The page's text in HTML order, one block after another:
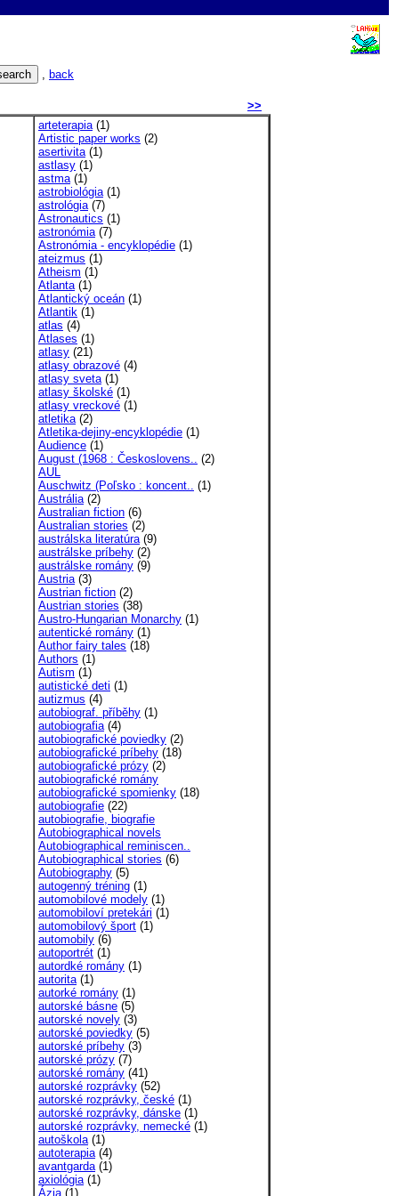
, back
>>
arteterapia(1)
Artistic paper works (2)
asertivita(1)
astlasy (1)
astma(1)
astrobiológia(1)
astrológia(7)
Astronautics (1)
astronómia(7)
Astronómia - encyklopédie (1)
ateizmus (1)
Atheism (1)
Atlanta(1)
Atlantický oceán (1)
Atlantik (1)
atlas (4)
Atlases (1)
atlasy (21)
atlasy obrazové (4)
atlasy sveta(1)
atlasy školské (1)
atlasy vreckové (1)
atletika(2)
Atletika-dejiny-encyklopédie (1)
Audience (1)
August (1968 : Českoslovens.. (2)
AUL
Auschwitz (Poľsko : koncent.. (1)
Austrália(2)
Australian fiction (6)
Australian stories (2)
austrálska literatúra(9)
austrálske príbehy (2)
austrálske romány (9)
Austria(3)
Austrian fiction (2)
Austrian stories (38)
Austro-Hungarian Monarchy (1)
autentické romány (1)
Author fairy tales (18)
Authors (1)
Autism (1)
autistické deti (1)
autizmus (4)
autobiograf. příběhy (1)
autobiografia(4)
autobiografické poviedky (2)
autobiografické príbehy (18)
autobiografické prózy (2)
autobiografické romány
autobiografické spomienky (18)
autobiografie (22)
autobiografie, biografie
Autobiographical novels
Autobiographical reminiscen..
Autobiographical stories (6)
Autobiography (5)
autogenný tréning (1)
automobilové modely (1)
automobiloví pretekári (1)
automobilový šport (1)
automobily (6)
autoportrét (1)
autordké romány (1)
autorita(1)
autorké romány (1)
autorské básne (5)
autorské novely (3)
autorské poviedky (5)
autorské príbehy (3)
autorské prózy (7)
autorské romány (41)
autorské rozprávky (52)
autorské rozprávky, české (1)
autorské rozprávky, dánske (1)
autorské rozprávky, nemecké (1)
autoškola(1)
autoterapia(4)
avantgarda(1)
axiológia(1)
Ázia (1)